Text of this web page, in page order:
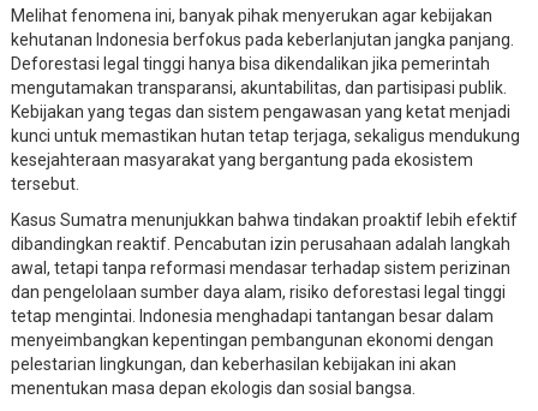
Melihat fenomena ini, banyak pihak menyerukan agar kebijakan
kehutanan Indonesia berfokus pada keberlanjutan jangka panjang.
Deforestasi legal tinggi hanya bisa dikendalikan jika pemerintah
mengutamakan transparansi, akuntabilitas, dan partisipasi publik.
Kebijakan yang tegas dan sistem pengawasan yang ketat menjadi
kunci untuk memastikan hutan tetap terjaga, sekaligus mendukung
kesejahteraan masyarakat yang bergantung pada ekosistem
tersebut.
Kasus Sumatra menunjukkan bahwa tindakan proaktif lebih efektif
dibandingkan reaktif. Pencabutan izin perusahaan adalah langkah
awal, tetapi tanpa reformasi mendasar terhadap sistem perizinan
dan pengelolaan sumber daya alam, risiko deforestasi legal tinggi
tetap mengintai. Indonesia menghadapi tantangan besar dalam
menyeimbangkan kepentingan pembangunan ekonomi dengan
pelestarian lingkungan, dan keberhasilan kebijakan ini akan
menentukan masa depan ekologis dan sosial bangsa.